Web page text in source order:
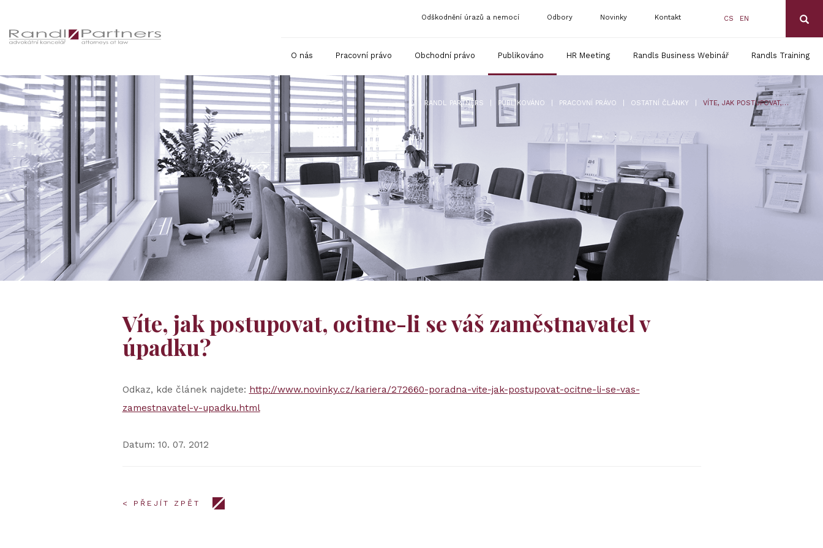
CS EN
Odškodnění úrazů a nemocí Odbory Novinky Kontakt
O nás Pracovní právo Obchodní právo Publikováno HR Meeting Randls Business Webinář Randls Training
RANDL PARTNERS PUBLIKOVÁNO PRACOVNÍ PRÁVO OSTATNÍ ČLÁNKY VÍTE, JAK POSTUPOVAT, OCITNE-LI SE VÁŠ ZAMĚSTNAVATEL V ÚPADKU?
Víte, jak postupovat, ocitne-li se váš zaměstnavatel v
úpadku?
Odkaz, kde článek najdete: http://www.novinky.cz/kariera/272660-poradna-vite-jak-postupovat-ocitne-li-se-vas-
zamestnavatel-v-upadku.html
Datum: 10. 07. 2012
< PŘEJÍT ZPĚT